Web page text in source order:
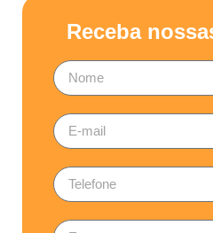
Receba